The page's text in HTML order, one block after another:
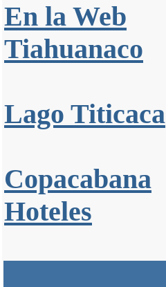
En la Web
Tiahuanaco
Lago Titicaca
Copacabana
Hoteles